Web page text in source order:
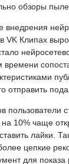
обзоры
внедрения
VK Клипах
времени
отправить
пользователи
10% чаще
лайки.
цепкие
для показа